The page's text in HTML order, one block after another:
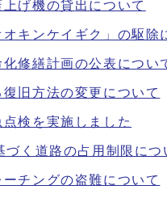
げ機の貸出について
キンケイギク」の駆除
修繕計画の公表につい
旧方法の変更について
検を実施しました
づく道路の占用制限につ
ーチングの盗難について